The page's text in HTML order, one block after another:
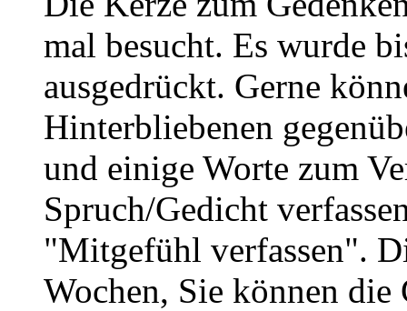
mal besucht. Es wurde
ausgedrückt. Gerne
Hinterbliebenen
und einige Worte zum
Spruch/Gedicht
"Mitgefühl verfassen".
Wochen, Sie können die